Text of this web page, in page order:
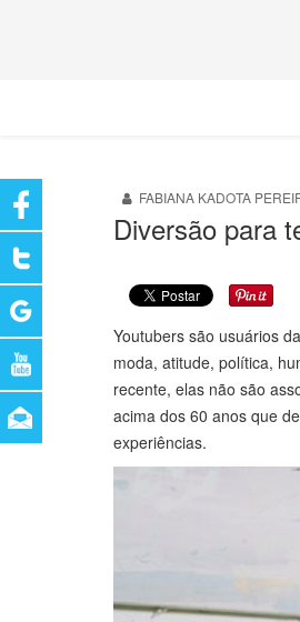
FABIANA KADOTA
Diversão para
Youtubers são usuários
moda, atitude, política,
recente, elas não são
acima dos 60 anos que
experiências.